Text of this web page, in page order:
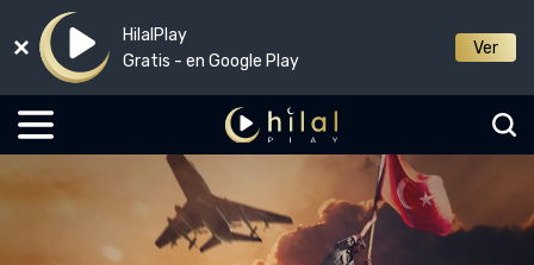
HilalPlay
Gratis - en Google Play
Ver